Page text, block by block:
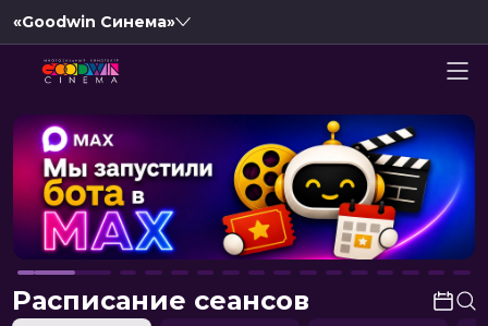
«Goodwin Синема»
Расписание сеансов